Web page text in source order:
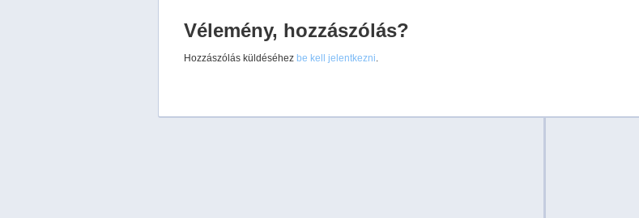
Vélemény, hozzászólás?
Hozzászólás küldéséhezbe kell jelentkezni.